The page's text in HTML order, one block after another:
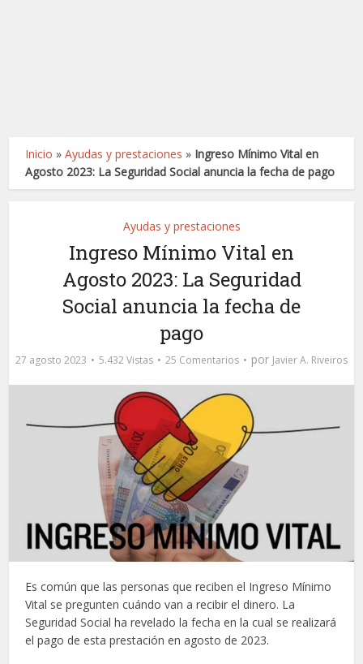
Inicio »Ayudas y prestaciones » Ingreso Mínimo Vital en
Agosto 2023: La Seguridad Social anuncia la fecha de pago
Ayudas y prestaciones
Ingreso Mínimo Vital en
Agosto 2023: La Seguridad
Social anuncia la fecha de
pago
27 agosto 2023 5.432 Vistas 25 Comentarios por Javier A. Riveiros
Es común que las personas que reciben el Ingreso Mínimo
Vital se pregunten cuándo van a recibir el dinero. La
Seguridad Social ha revelado la fecha en la cual se realizará
el pago de esta prestación en agosto de 2023.